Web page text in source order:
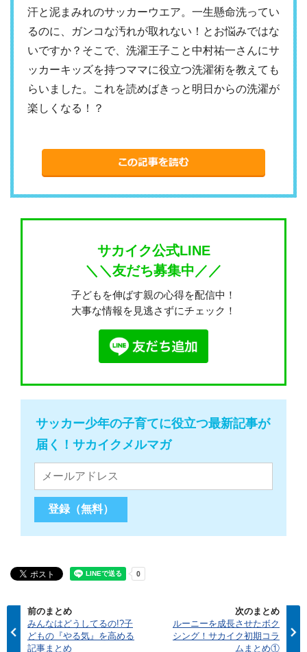
汗と泥まみれのサッカーウエア。一生懸命洗ってい
るのに、ガンコな汚れが取れない！とお悩みではな
いですか？そこで、洗濯王子こと中村祐一さんにサ
ッカーキッズを持つママに役立つ洗濯術を教えても
らいました。これを読めばきっと明日からの洗濯が
楽しくなる！？
サカイク公式LINE
＼＼友だち募集中／／
子どもを伸ばす親の心得を配信中！
大事な情報を見逃さずにチェック！
サッカー少年の子育てに役立つ最新記事が
届く！サカイクメルマガ
前のまとめ
みんなはどうしてるの!?子
どもの『やる気』を高める
記事まとめ
次のまとめ
ルーニーを成長させたボク
シング！サカイク初期コラ
ムまとめ①